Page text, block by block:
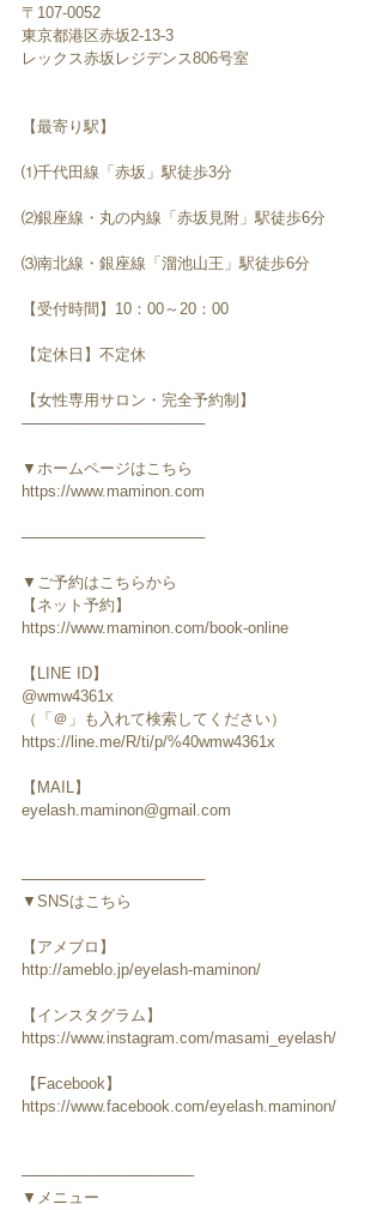
〒107-0052
東京都港区赤坂2-13-3
レックス赤坂レジデンス806号室
【最寄り駅】
⑴千代田線「赤坂」駅徒歩3分
⑵銀座線・丸の内線「赤坂見附」駅徒歩6分
⑶南北線・銀座線「溜池山王」駅徒歩6分
【受付時間】10：00～20：00
【定休日】不定休
【女性専用サロン・完全予約制】
─────────────────
▼ホームページはこちら
https://www.maminon.com
─────────────────
▼ご予約はこちらから
【ネット予約】
https://www.maminon.com/book-online
【LINE ID】
@wmw4361x
（「＠」も入れて検索してください）
https://line.me/R/ti/p/%40wmw4361x
【MAIL】
eyelash.maminon@gmail.com
─────────────────
▼SNSはこちら
【アメブロ】
http://ameblo.jp/eyelash-maminon/
【インスタグラム】
https://www.instagram.com/masami_eyelash/
【Facebook】
https://www.facebook.com/eyelash.maminon/
────────────────
▼メニュー